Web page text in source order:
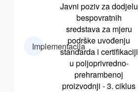
Implementacija
Javni poziv za dodjelu
bespovratnih
sredstava za mjeru
podrške uvođenju
standarda i certifikaciji
u poljoprivredno-
prehrambenoj
proizvodnji - 3. ciklus